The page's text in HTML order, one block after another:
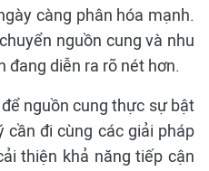
càng phân hóa mạnh.
nguồn cung và nhu
đang diễn ra rõ nét hơn.
nguồn cung thực sự bật
cần đi cùng các giải pháp
thiện khả năng tiếp cận